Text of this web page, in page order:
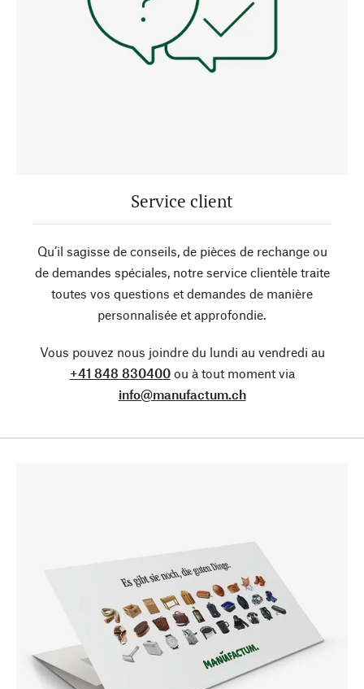
Service client
Qu’il sagisse de conseils, de pièces de rechange ou
de demandes spéciales, notre service clientèle traite
toutes vos questions et demandes de manière
personnalisée et approfondie.
Vous pouvez nous joindre du lundi au vendredi au
+41 848 830400ou à tout moment via
info@manufactum.ch